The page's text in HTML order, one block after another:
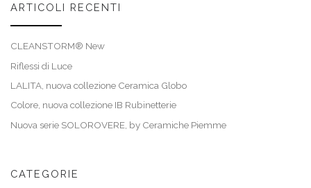
ARTICOLI RECENTI
CLEANSTORM® New
Riflessi di Luce
LALITA, nuova collezione Ceramica Globo
Colore, nuova collezione IB Rubinetterie
Nuova serie SOLOROVERE, by Ceramiche Piemme
CATEGORIE